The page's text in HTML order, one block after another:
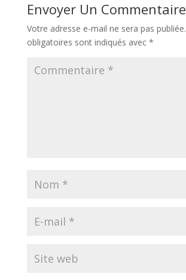
Envoyer Un Commentaire
Votre adresse e-mail ne sera pas publiée.
obligatoires sont indiqués avec *